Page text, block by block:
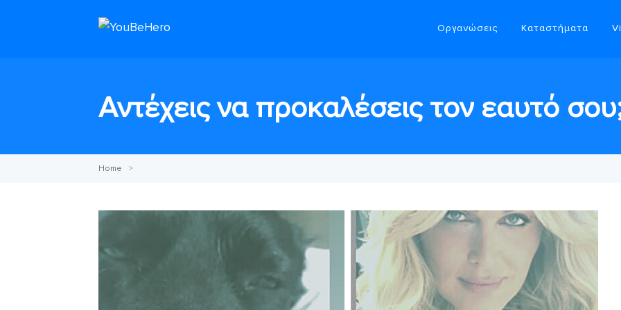
Οργανώσεις Καταστήματα
Αντέχεις να προκαλέσεις τον εαυτό
Home >